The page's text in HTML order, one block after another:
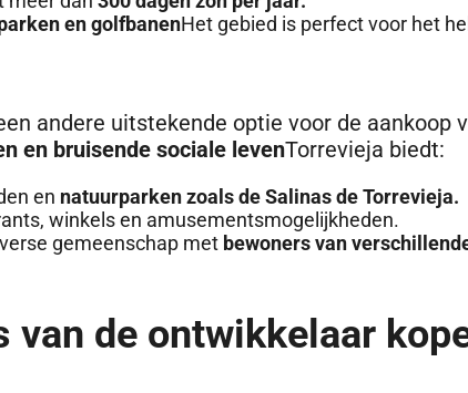
en golfbanenHet gebied is perfect voor het
andere uitstekende optie voor de aankoop
en bruisende sociale levenTorrevieja biedt:
en natuurparken zoals de Salinas de Torrevieja.
winkels en amusementsmogelijkheden.
gemeenschap metbewoners van
van de ontwikkelaar